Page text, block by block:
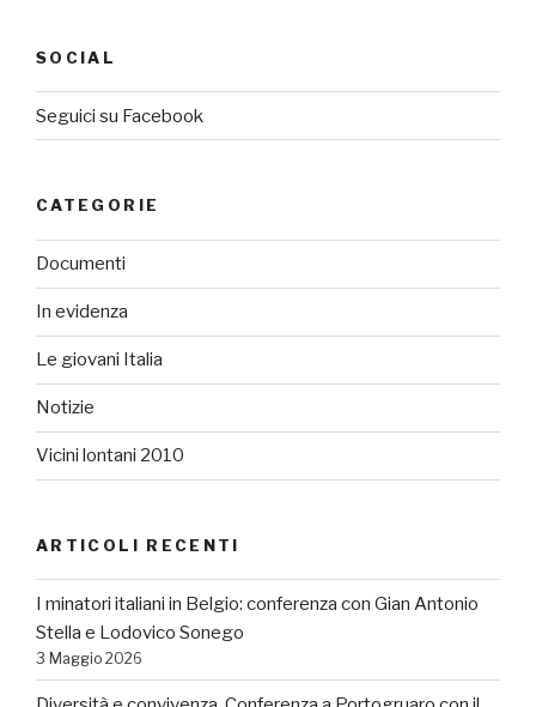
SOCIAL
Seguici su Facebook
CATEGORIE
Documenti
In evidenza
Le giovani Italia
Notizie
Vicini lontani 2010
ARTICOLI RECENTI
I minatori italiani in Belgio: conferenza con Gian Antonio
Stella e Lodovico Sonego
3 Maggio 2026